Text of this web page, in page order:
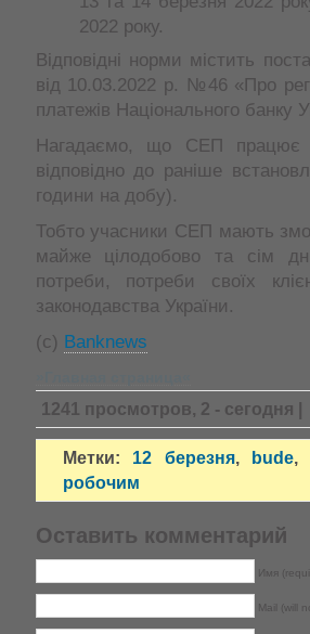
2022 року.
Відповідні норми містить
від 10.03.2022 р. №46 «Про
платежів Національного банку
Нагадаємо, що СЕП працює
відповідно до раніше
години на добу).
Тобто учасники СЕП мають
майже цілодобово та сім
потреби, потреби своїх
законодавства України.
(с) Banknews
1241 просмотров, 2 - сегодня |
Метки: 12 березня, bude,
робочим
Оставить комментарий
Имя
Mail (will